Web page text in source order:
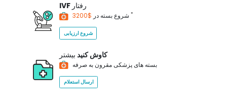
IVF رفتار
شروع بسته در *
شروع ارزیابی
کاوش کنید بیشتر
بسته های پزشکی مقرون به صرفه
ارسال استعلام